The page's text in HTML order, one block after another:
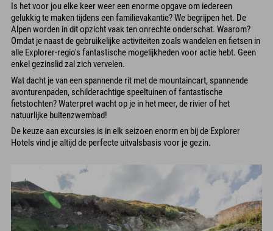
Is het voor jou elke keer weer een enorme opgave om iedereen
gelukkig te maken tijdens een familievakantie? We begrijpen het. De
Alpen worden in dit opzicht vaak ten onrechte onderschat. Waarom?
Omdat je naast de gebruikelijke activiteiten zoals wandelen en fietsen in
alle Explorer-regio's fantastische mogelijkheden voor actie hebt. Geen
enkel gezinslid zal zich vervelen.
Wat dacht je van een spannende rit met de mountaincart, spannende
avonturenpaden, schilderachtige speeltuinen of fantastische
fietstochten? Waterpret wacht op je in het meer, de rivier of het
natuurlijke buitenzwembad!
De keuze aan excursies is in elk seizoen enorm en bij de Explorer
Hotels vind je altijd de perfecte uitvalsbasis voor je gezin.